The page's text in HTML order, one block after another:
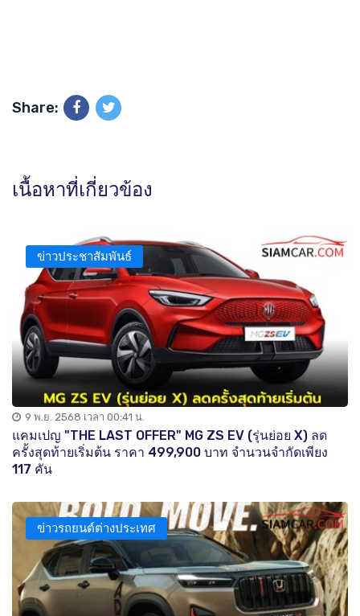
Share:
เนื้อหาที่เกี่ยวข้อง
ข่าวประชาสัมพันธ์
9 พ.ย. 2568 เวลา 00:41 น.
แคมเปญ "THE LAST OFFER" MG ZS EV (รุ่นย่อย X) ลด
ครั้งสุดท้ายเริ่มต้น ราคา 499,900 บาท จำนวนจำกัดเพียง
117 คัน
ข่าวรถยนต์ต่างประเทศ